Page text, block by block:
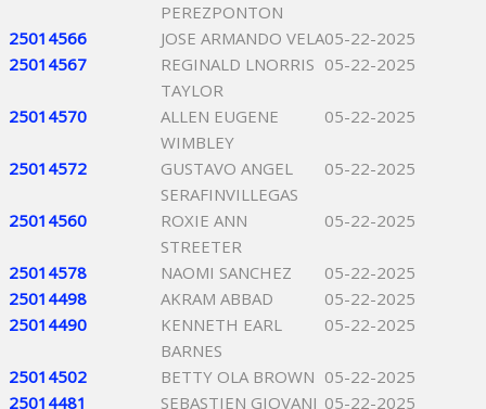
PEREZPONTON
25014566 JOSE ARMANDO VELA05-22-2025
25014567
REGINALD LNORRIS
TAYLOR
05-22-2025
25014570
ALLEN EUGENE
WIMBLEY
05-22-2025
25014572
GUSTAVO ANGEL
SERAFINVILLEGAS
05-22-2025
25014560
ROXIE ANN
STREETER
05-22-2025
25014578 NAOMI SANCHEZ
05-22-2025
25014498
AKRAM ABBAD
05-22-2025
25014490
KENNETH EARL
BARNES
05-22-2025
25014502 BETTY OLA BROWN 05-22-2025
25014481
SEBASTIEN GIOVANI 05-22-2025